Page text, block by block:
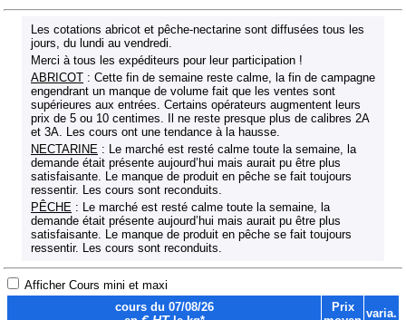
Les cotations abricot et pêche-nectarine sont diffusées tous les
jours, du lundi au vendredi.
Merci à tous les expéditeurs pour leur participation !
ABRICOT : Cette fin de semaine reste calme, la fin de campagne
engendrant un manque de volume fait que les ventes sont
supérieures aux entrées. Certains opérateurs augmentent leurs
prix de 5 ou 10 centimes. Il ne reste presque plus de calibres 2A
et 3A. Les cours ont une tendance à la hausse.
NECTARINE : Le marché est resté calme toute la semaine, la
demande était présente aujourd’hui mais aurait pu être plus
satisfaisante. Le manque de produit en pêche se fait toujours
ressentir. Les cours sont reconduits.
PÊCHE : Le marché est resté calme toute la semaine, la
demande était présente aujourd’hui mais aurait pu être plus
satisfaisante. Le manque de produit en pêche se fait toujours
ressentir. Les cours sont reconduits.
Afficher Cours mini et maxi
cours du 07/08/26
Prix
varia.